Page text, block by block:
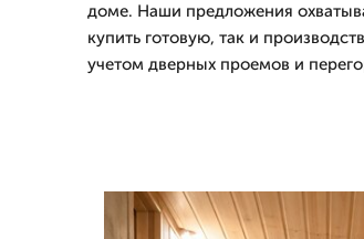
доме. Наши предложения
купить готовую, так и
учетом дверных проемов и